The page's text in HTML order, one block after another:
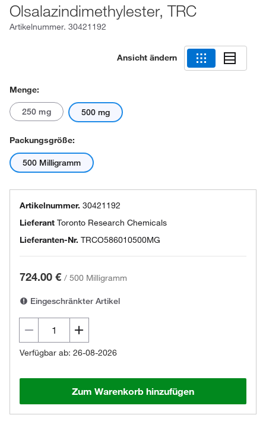
Olsalazindimethylester, TRC
Artikelnummer. 30421192
Ansicht ändern
Menge:
250 mg 500 mg
Packungsgröße:
500 Milligramm
Artikelnummer. 30421192
Lieferant Toronto Research Chemicals
Lieferanten-Nr. TRCO586010500MG
724.00 € / 500 Milligramm
Eingeschränkter Artikel
Verfügbar ab: 26-08-2026
Zum Warenkorb hinzufügen